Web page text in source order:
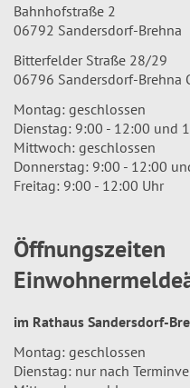
Bahnhofstraße 2
06792 Sandersdorf-Brehna
Bitterfelder Straße 28/29
06796 Sandersdorf-Brehna
Montag: geschlossen
Dienstag: 9:00 - 12:00 und
Mittwoch: geschlossen
Donnerstag: 9:00 - 12:00
Freitag: 9:00 - 12:00 Uhr
Öffnungszeiten
im Rathaus Sandersdorf-
Montag: geschlossen
Dienstag: nur nach